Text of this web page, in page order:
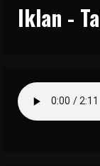
Iklan -